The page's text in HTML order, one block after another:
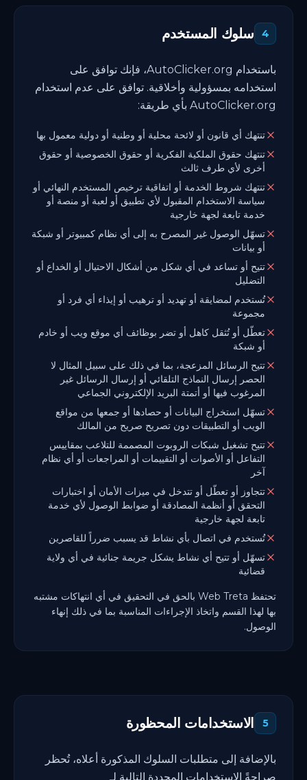
4 سلوك المستخدم
باستخدام AutoClicker.org، فإنك توافق على
استخدامه بمسؤولية وأخلاقية. توافق على عدم استخدام
AutoClicker.org بأي طريقة:
تنتهك أي قانون أو لائحة محلية أو وطنية أو دولية معمول بها
تنتهك حقوق الملكية الفكرية أو حقوق الخصوصية أو حقوق
أخرى لأي طرف ثالث
تنتهك شروط الخدمة أو اتفاقية ترخيص المستخدم النهائي أو
سياسة الاستخدام المقبول لأي تطبيق أو لعبة أو منصة أو
خدمة تابعة لجهة خارجية
تسهّل الوصول غير المصرح به إلى أي نظام كمبيوتر أو شبكة
أو بيانات
تتيح أو تساعد في أي شكل من أشكال الاحتيال أو الخداع أو
التضليل
تُستخدم لمضايقة أو تهديد أو ترهيب أو إيذاء أي فرد أو
مجموعة
تعطّل أو تُثقل كاهل أو تضر بوظائف أي موقع ويب أو خادم
أو شبكة
تتيح الرسائل المزعجة، بما في ذلك على سبيل المثال لا
الحصر إرسال النماذج التلقائي أو إرسال الرسائل غير
المرغوب فيها أو أتمتة البريد الإلكتروني الجماعي
تسهّل استخراج البيانات أو حصادها أو جمعها من مواقع
الويب أو التطبيقات دون تصريح صريح من المالك
تتيح تشغيل شبكات الروبوت المصممة للتلاعب بمقاييس
التفاعل أو الأصوات أو التقييمات أو المراجعات أو أي نظام
آخر
تتجاوز أو تعطّل أو تتدخل في ميزات الأمان أو اختبارات
التحقق أو أنظمة المصادقة أو ضوابط الوصول لأي خدمة
تابعة لجهة خارجية
تُستخدم في اتصال بأي نشاط قد يسبب ضرراً للقاصرين
تسهّل أو تتيح أي نشاط يشكل جريمة جنائية في أي ولاية
قضائية
تحتفظ Web Treta بالحق في التحقيق في أي انتهاكات مشتبه
بها لهذا القسم واتخاذ الإجراءات المناسبة بما في ذلك إنهاء
الوصول.
5 الاستخدامات المحظورة
بالإضافة إلى متطلبات السلوك المذكورة أعلاه، تُحظر
صراحةً الاستخدامات المحددة التالية لـ